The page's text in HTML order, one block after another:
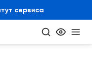
сервиса